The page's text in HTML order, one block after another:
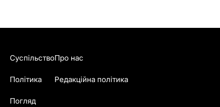
Суспільство
Політика
Погляд
Про нас
Редакційна політика